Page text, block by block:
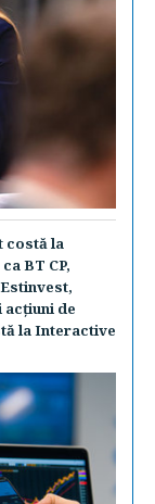
costă la
BT CP,
acţiuni de
la Interactive